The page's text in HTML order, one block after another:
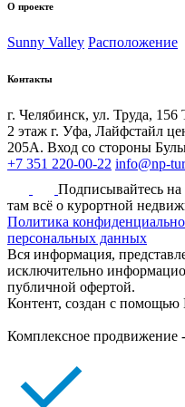
О проекте
Sunny Valley Расположение
Контакты
г. Челябинск, ул. Труда, 156
2 этаж г. Уфа, Лайфстайл
205А. Вход со стороны
+7 351 220-00-22 info@np-
Подписывайтесь
там всё о курортной
Политика
персональных данных
Вся информация,
исключительно
публичной офертой.
Контент, создан с
Комплексное продвижение -